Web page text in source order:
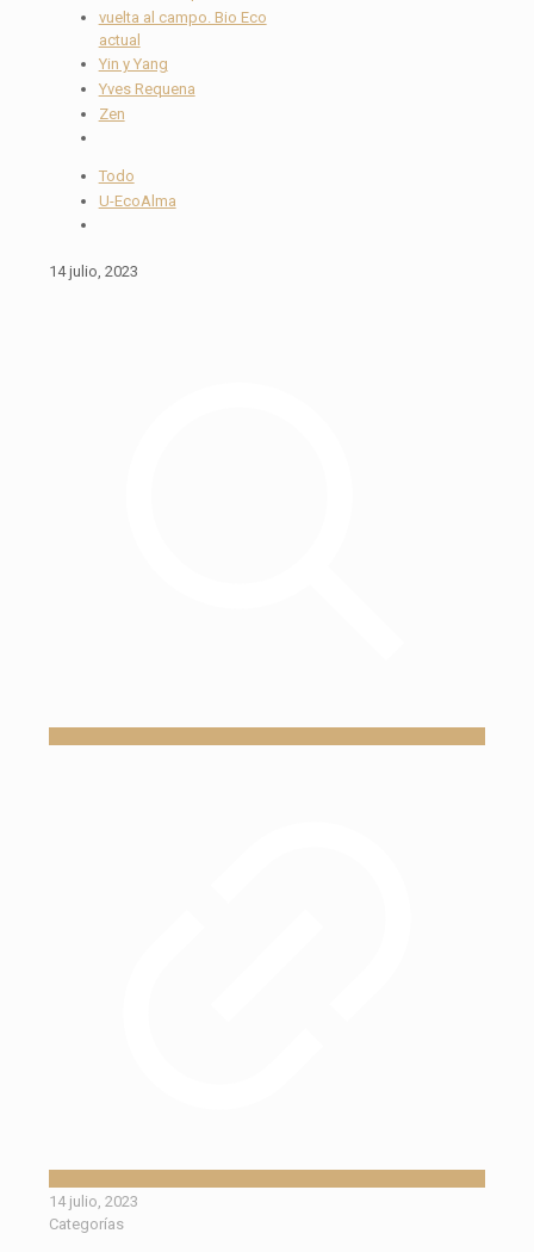
vuelta al campo. Bio Eco
actual
Yin y Yang
Yves Requena
Zen
Todo
U-EcoAlma
14 julio, 2023
14 julio, 2023
Categorías